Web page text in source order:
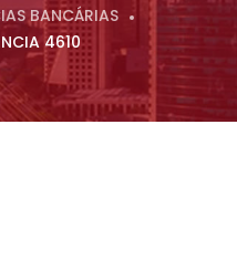
BANCÁRIAS
4610